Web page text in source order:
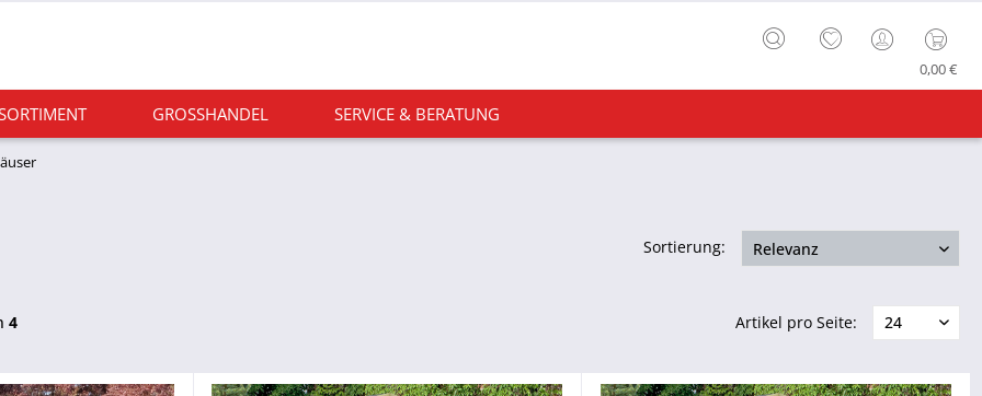
0,00 €
GROSSHANDEL SERVICE & BERATUNG
Sortierung:
4 Artikel pro Seite: